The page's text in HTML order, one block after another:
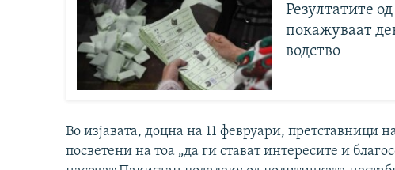
Резултатите
покажуваат
водство
Во изјавата, доцна на 11 февруари,
посветени на тоа „да ги стават интересите и